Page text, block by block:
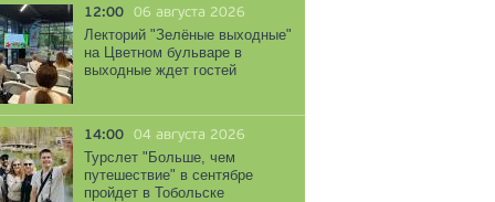
12:00 06 августа 2026
Лекторий "Зелёные выходные"
на Цветном бульваре в
выходные ждет гостей
14:00 04 августа 2026
Турслет "Больше, чем
путешествие" в сентябре
пройдет в Тобольске